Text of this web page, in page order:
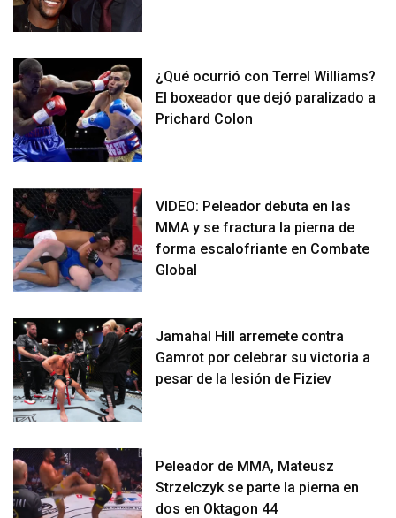
¿Qué ocurrió con Terrel Williams?
El boxeador que dejó paralizado a
Prichard Colon
VIDEO: Peleador debuta en las
MMA y se fractura la pierna de
forma escalofriante en Combate
Global
Jamahal Hill arremete contra
Gamrot por celebrar su victoria a
pesar de la lesión de Fiziev
Peleador de MMA, Mateusz
Strzelczyk se parte la pierna en
dos en Oktagon 44